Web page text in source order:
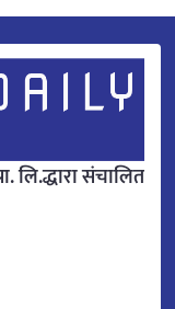
लि.द्धारा संचालित